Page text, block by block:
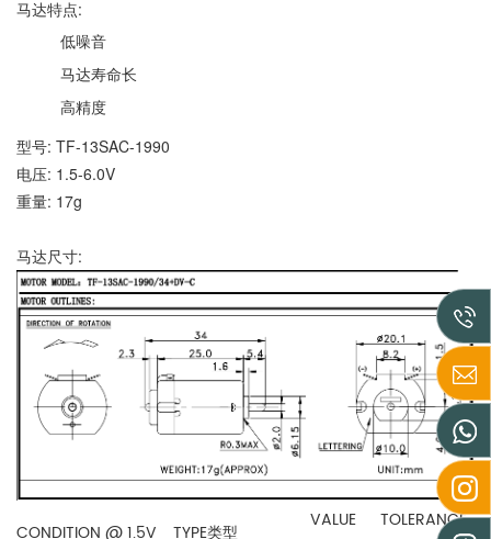
马达特点:
低噪音
马达寿命长
高精度
型号: TF-13SAC-1990
电压: 1.5-6.0V
重量: 17g
马达尺寸:
CONDITION @ 1.5V TYPE类型
VALUE
TOLERANCE